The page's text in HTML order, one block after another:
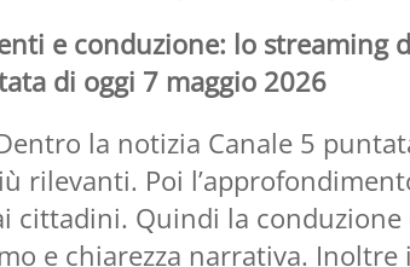
e conduzione: lo streaming
di oggi 7 maggio 2026
la notizia Canale 5
rilevanti. Poi
cittadini. Quindi la conduzione
e chiarezza narrativa.